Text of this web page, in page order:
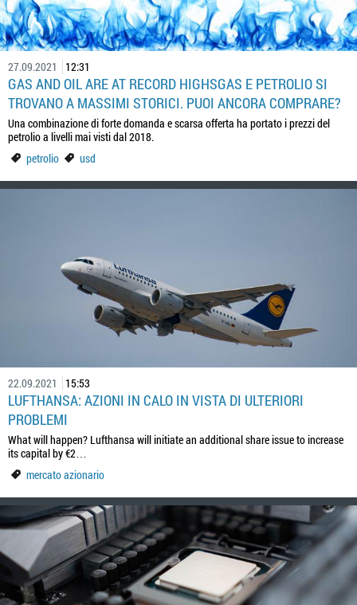
27.09.2021 12:31
GAS AND OIL ARE AT RECORD HIGHSGAS E PETROLIO SI
TROVANO A MASSIMI STORICI. PUOI ANCORA COMPRARE?
Una combinazione di forte domanda e scarsa offerta ha portato i prezzi del
petrolio a livelli mai visti dal 2018.
petrolio
usd
22.09.2021 15:53
LUFTHANSA: AZIONI IN CALO IN VISTA DI ULTERIORI
PROBLEMI
What will happen? Lufthansa will initiate an additional share issue to increase
its capital by €2…
mercato azionario